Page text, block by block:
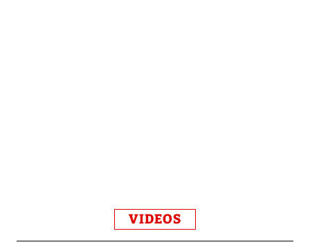
VIDEOS